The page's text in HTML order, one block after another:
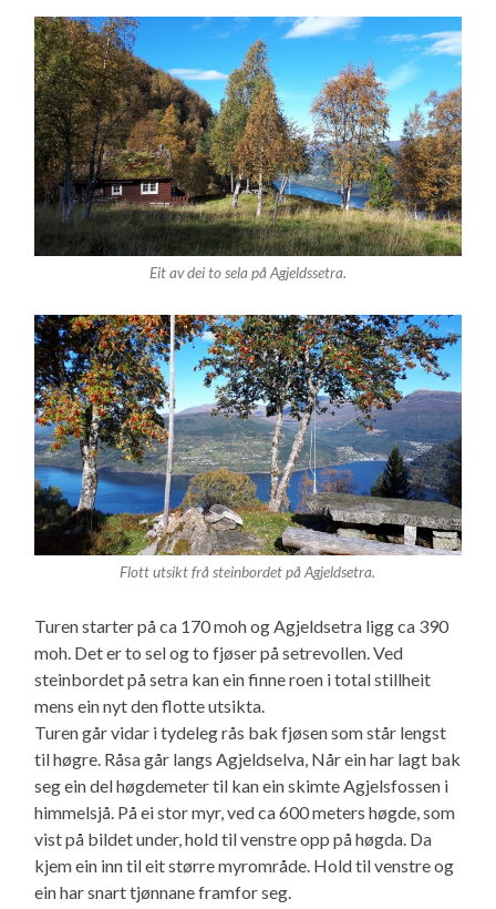
Eit av dei to sela på Agjeldssetra.
Flott utsikt frå steinbordet på Agjeldsetra.
Turen starter på ca 170 moh og Agjeldsetra ligg ca 390
moh. Det er to sel og to fjøser på setrevollen. Ved
steinbordet på setra kan ein finne roen i total stillheit
mens ein nyt den flotte utsikta.
Turen går vidar i tydeleg rås bak fjøsen som står lengst
til høgre. Råsa går langs Agjeldselva, Når ein har lagt bak
seg ein del høgdemeter til kan ein skimte Agjelsfossen i
himmelsjå. På ei stor myr, ved ca 600 meters høgde, som
vist på bildet under, hold til venstre opp på høgda. Da
kjem ein inn til eit større myrområde. Hold til venstre og
ein har snart tjønnane framfor seg.